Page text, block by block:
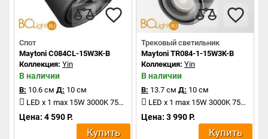
Спот
Maytoni C084CL-15W3K-B
Коллекция: Yin
В наличии
В: 10.6 см Д: 10 см
LED x 1 max 15W 3000K 750Lm
Цена: 4 590 Р.
Купить
Трековый светильник
Maytoni TR084-1-15W3K-B
Коллекция: Yin
В наличии
В: 13.7 см Д: 10 см
LED x 1 max 15W 3000K 750Lm
Цена: 3 990 Р.
Купить